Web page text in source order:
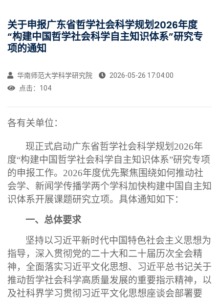
关于申报广东省哲学社会科学规划2026年度
“构建中国哲学社会科学自主知识体系”研究专
项的通知
华南师范大学科学研究院
2026-05-26 17:04:00
点击： 104
各有关单位：
现正式启动广东省哲学社会科学规划 2026年
度“构建中国哲学社会科学自主知识体系”研究专项
的申报工作。2026年度优先聚焦围绕如何推动社
会学、新闻学传播学两个学科加快构建中国自主知
识体系开展课题研究立项。具体通知如下：
一、总体要求
坚持以习近平新时代中国特色社会主义思想为
指导，深入贯彻党的二十大和二十届历次全会精
神，全面落实习近平文化思想、习近平总书记关于
推动哲学社会科学高质量发展的重要指示精神，以
及社科界学习贯彻习近平文化思想座谈会部署要